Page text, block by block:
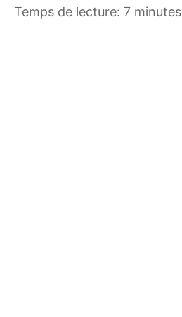
Temps de lecture: 7 minutes